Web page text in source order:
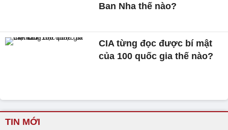
Ban Nha thế nào?
CIA từng đọc được bí mật
của 100 quốc gia thế nào?
TIN MỚI